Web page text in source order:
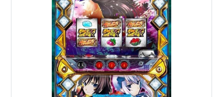
煌武院悠陽：吉住梢
甲斐志摩子：高橋美佳子
：藤村歩
能登和泉：金元寿子
山城上総：植田佳奈
：進藤尚美